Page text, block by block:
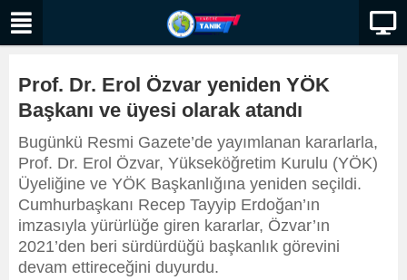
Prof. Dr. Erol Özvar yeniden YÖK
Başkanı ve üyesi olarak atandı
Bugünkü Resmi Gazete’de yayımlanan kararlarla,
Prof. Dr. Erol Özvar, Yükseköğretim Kurulu (YÖK)
Üyeliğine ve YÖK Başkanlığına yeniden seçildi.
Cumhurbaşkanı Recep Tayyip Erdoğan’ın
imzasıyla yürürlüğe giren kararlar, Özvar’ın
2021’den beri sürdürdüğü başkanlık görevini
devam ettireceğini duyurdu.